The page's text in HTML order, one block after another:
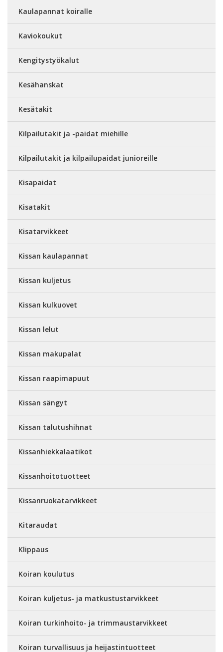
Kaulapannat koiralle
Kaviokoukut
Kengitystyökalut
Kesähanskat
Kesätakit
Kilpailutakit ja -paidat miehille
Kilpailutakit ja kilpailupaidat junioreille
Kisapaidat
Kisatakit
Kisatarvikkeet
Kissan kaulapannat
Kissan kuljetus
Kissan kulkuovet
Kissan lelut
Kissan makupalat
Kissan raapimapuut
Kissan sängyt
Kissan talutushihnat
Kissanhiekkalaatikot
Kissanhoitotuotteet
Kissanruokatarvikkeet
Kitaraudat
Klippaus
Koiran koulutus
Koiran kuljetus- ja matkustustarvikkeet
Koiran turkinhoito- ja trimmaustarvikkeet
Koiran turvallisuus ja heijastintuotteet